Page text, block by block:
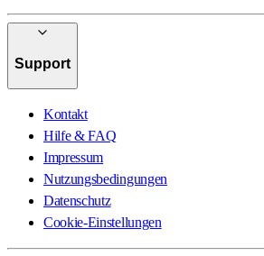
Support
Kontakt
Hilfe & FAQ
Impressum
Nutzungsbedingungen
Datenschutz
Cookie-Einstellungen